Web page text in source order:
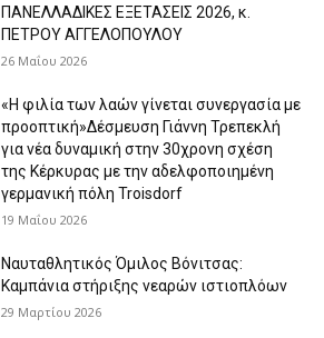
ΠΑΝΕΛΛΑΔΙΚΕΣ ΕΞΕΤΑΣΕΙΣ 2026, κ.
ΠΕΤΡΟΥ ΑΓΓΕΛΟΠΟΥΛΟΥ
26 Μαΐου 2026
«Η φιλία των λαών γίνεται συνεργασία με
προοπτική»Δέσμευση Γιάννη Τρεπεκλή
για νέα δυναμική στην 30χρονη σχέση
της Κέρκυρας με την αδελφοποιημένη
γερμανική πόλη Troisdorf
19 Μαΐου 2026
Ναυταθλητικός Όμιλος Βόνιτσας:
Καμπάνια στήριξης νεαρών ιστιοπλόων
29 Μαρτίου 2026